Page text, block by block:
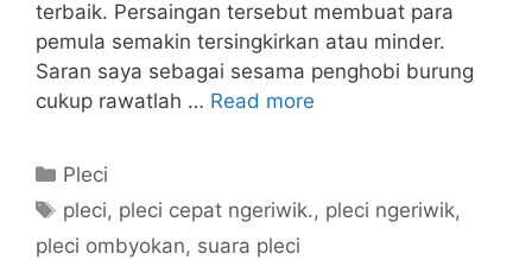
terbaik. Persaingan tersebut membuat para
pemula semakin tersingkirkan atau minder.
Saran saya sebagai sesama penghobi burung
cukup rawatlah … Read more
Categories
Pleci
Tags
pleci, pleci cepat ngeriwik., pleci ngeriwik,
pleci ombyokan, suara pleci